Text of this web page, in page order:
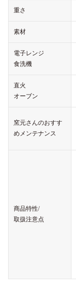
重さ
素材
電子レンジ
食洗機
直火
オーブン
窯元さんのおすす
めメンテナンス
商品特性/
取扱注意点